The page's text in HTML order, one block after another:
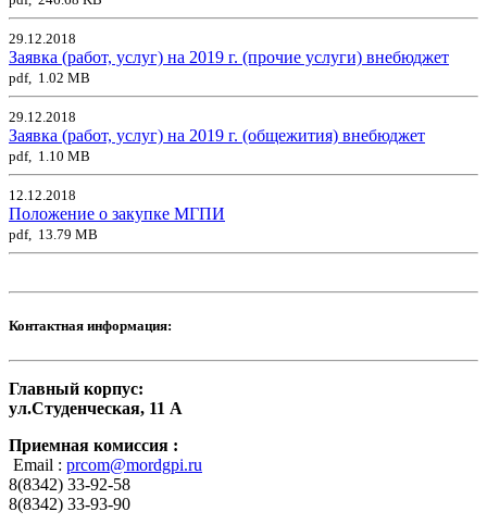
29.12.2018
Заявка (работ, услуг) на 2019 г. (прочие услуги) внебюджет
pdf, 1.02 MB
29.12.2018
Заявка (работ, услуг) на 2019 г. (общежития) внебюджет
pdf, 1.10 MB
12.12.2018
Положение о закупке МГПИ
pdf, 13.79 MB
Контактная информация:
Главный корпус:
ул.Студенческая, 11 А
Приемная комиссия :
Email : prcom@mordgpi.ru
8(8342) 33-92-58
8(8342) 33-93-90